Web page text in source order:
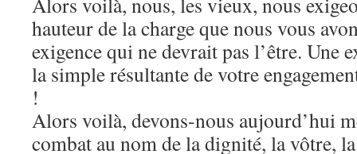
hauteur de la charge que nous vous
exigence qui ne devrait pas l’être. Une
la simple résultante de votre
!
Alors voilà, devons-nous aujourd’hui
combat au nom de la dignité, la vôtre,